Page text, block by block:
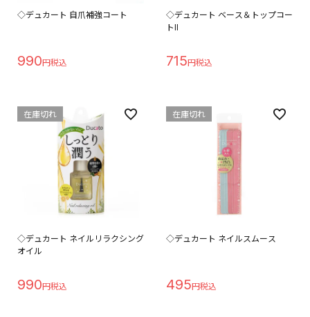
◇デュカート 自爪補強コート
990
◇デュカート ベース＆トップコー
トII
715
◇デュカート ネイルリラクシング
オイル
990
在庫切れ
◇デュカート ネイルスムース
495
在庫切れ